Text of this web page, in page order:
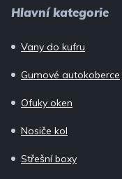
Hlavní kategorie
Vany do kufru
Gumové autokoberce
Ofuky oken
Nosiče kol
Střešní boxy